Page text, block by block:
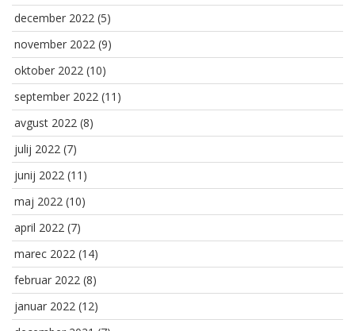
december 2022 (5)
november 2022 (9)
oktober 2022 (10)
september 2022 (11)
avgust 2022 (8)
julij 2022 (7)
junij 2022 (11)
maj 2022 (10)
april 2022 (7)
marec 2022 (14)
februar 2022 (8)
januar 2022 (12)